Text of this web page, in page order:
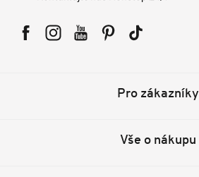
Pro zákazníky
Vše o nákupu